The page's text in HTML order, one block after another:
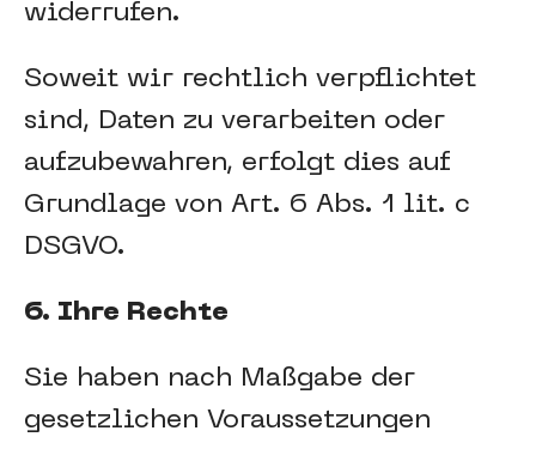
widerrufen.
Soweit wir rechtlich verpflichtet
sind, Daten zu verarbeiten oder
aufzubewahren, erfolgt dies auf
Grundlage von Art. 6 Abs. 1 lit. c
DSGVO.
6. Ihre Rechte
Sie haben nach Maßgabe der
gesetzlichen Voraussetzungen